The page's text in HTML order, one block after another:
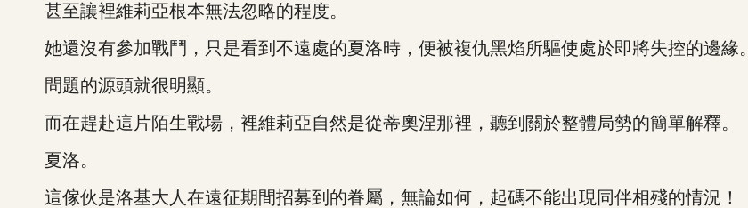
甚至讓裡維莉亞根本無法忽略的程度。
她還沒有參加戰鬥，只是看到不遠處的夏洛時，便被複仇黑焰所驅使處於即將失控的邊緣。
問題的源頭就很明顯。
而在趕赴這片陌生戰場，裡維莉亞自然是從蒂奧涅那裡，聽到關於整體局勢的簡單解釋。
夏洛。
這傢伙是洛基大人在遠征期間招募到的眷屬，無論如何，起碼不能出現同伴相殘的情況！